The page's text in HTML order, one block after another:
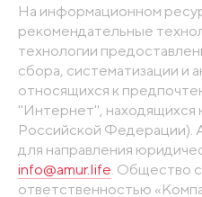
На информационном
рекомендательные
технологии
сбора, систематизации и
относящихся к
"Интернет", находящихся
Российской Федерации).
для направления
info@amur.life . Общество
ответственностью